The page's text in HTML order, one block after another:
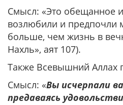
Смысл: «Это обещанное
возлюбили и предпочли
больше, чем жизнь в
Нахль», аят 107).
Также Всевышний Аллах
Смысл: «Вы исчерпали
предаваясь